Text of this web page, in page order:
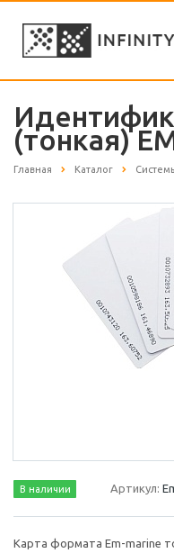
(тонкая)
Главная Каталог
В наличии Артикул:
Карта формата Em-marine